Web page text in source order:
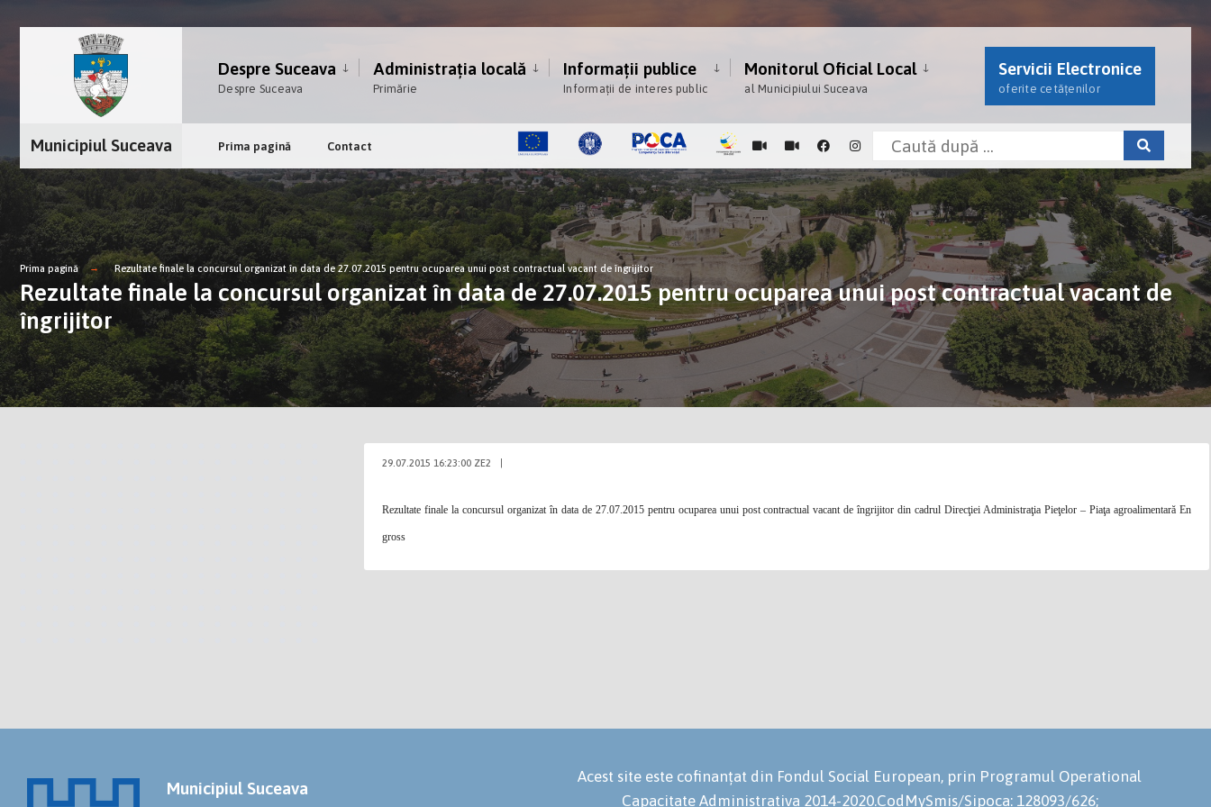
Despre Suceava
Despre Suceava
Administrația locală
Primărie
Informații publice
Informații de interes public
Monitorul Oficial Local
al Municipiului Suceava
Servicii Electronice
oferite cetățenilor
Municipiul Suceava Prima pagină Contact
Prima pagină Rezultate finale la concursul organizat în data de 27.07.2015 pentru ocuparea unui post contractual vacant de îngrijitor
Rezultate finale la concursul organizat în data de 27.07.2015 pentru ocuparea unui post contractual vacant de
îngrijitor
29.07.2015 16:23:00 ZE2
Rezultate finale la concursul organizat în data de 27.07.2015 pentru ocuparea unui post contractual vacant deîngrijitordin cadrul Direcţiei Administraţia Pieţelor – Piaţa agroalimentară En
gross
Municipiul Suceava
Acest site este cofinanțat din Fondul Social European, prin Programul Operational
Capacitate Administrativa 2014-2020.CodMySmis/Sipoca: 128093/626;